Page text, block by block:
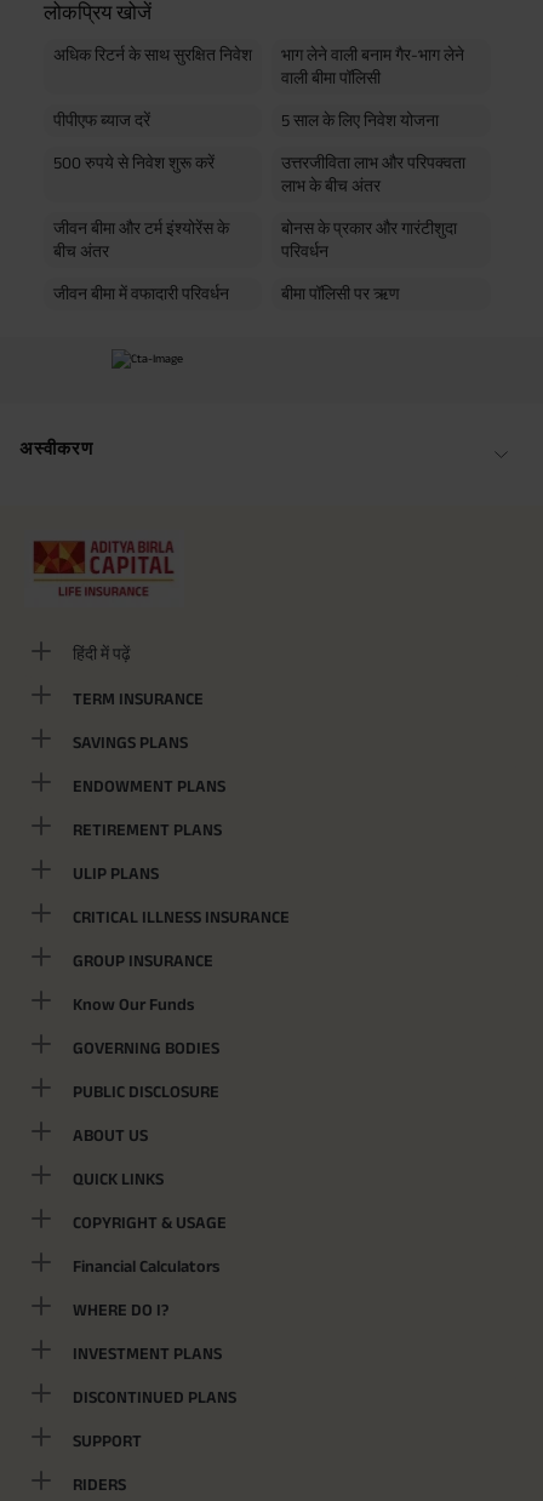
लोकप्रिय खोजें
अधिक रिटर्न के साथ सुरक्षित निवेश
भाग लेने वाली बनाम गैर-भाग लेने
वाली बीमा पॉलिसी
पीपीएफ ब्याज दरें 5 साल के लिए निवेश योजना
500 रुपये से निवेश शुरू करें
उत्तरजीविता लाभ और परिपक्वता
लाभ के बीच अंतर
जीवन बीमा और टर्म इंश्योरेंस के
बीच अंतर
बोनस के प्रकार और गारंटीशुदा
परिवर्धन
जीवन बीमा में वफादारी परिवर्धन बीमा पॉलिसी पर ऋण
अस्वीकरण
हिंदी में पढ़ें
TERM INSURANCE
SAVINGS PLANS
ENDOWMENT PLANS
RETIREMENT PLANS
ULIP PLANS
CRITICAL ILLNESS INSURANCE
GROUP INSURANCE
Know Our Funds
GOVERNING BODIES
PUBLIC DISCLOSURE
ABOUT US
QUICK LINKS
COPYRIGHT & USAGE
Financial Calculators
WHERE DO I?
INVESTMENT PLANS
DISCONTINUED PLANS
SUPPORT
RIDERS